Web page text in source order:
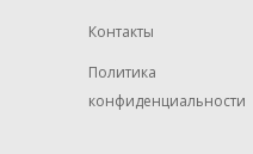
Контакты
Политика
конфиденциальности